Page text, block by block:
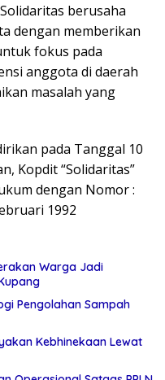
berusaha
dengan memberikan
fokus pada
anggota di daerah
masalah yang
pada Tanggal 10
Kopdit “Solidaritas”
dengan Nomor :
1992
Warga Jadi
Pengolahan Sampah
Kebhinekaan Lewat